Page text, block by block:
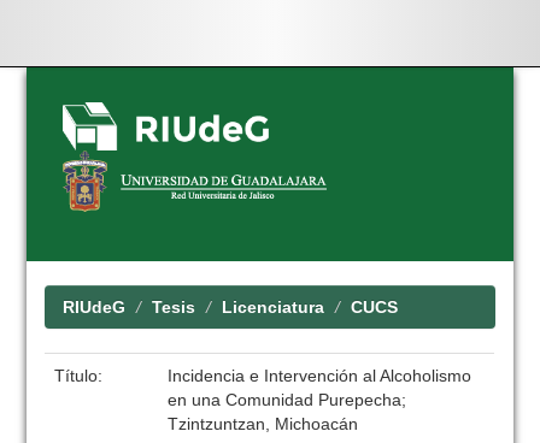
Skip
navigation
RIUdeG Tesis Licenciatura CUCS
Título:
Incidencia e Intervención al Alcoholismo
en una Comunidad Purepecha;
Tzintzuntzan, Michoacán